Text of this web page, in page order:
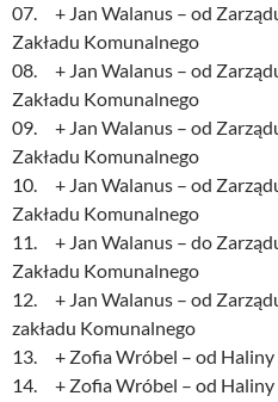
07. + Jan Walanus – od
Zakładu Komunalnego
08. + Jan Walanus – od
Zakładu Komunalnego
09. + Jan Walanus – od
Zakładu Komunalnego
10. + Jan Walanus – od
Zakładu Komunalnego
11. + Jan Walanus – do
Zakładu Komunalnego
12. + Jan Walanus – od
zakładu Komunalnego
13. + Zofia Wróbel – od Haliny
14. + Zofia Wróbel – od Haliny